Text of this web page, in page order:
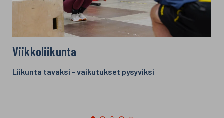
Viikkoliikunta
Liikunta tavaksi - vaikutukset pysyviksi